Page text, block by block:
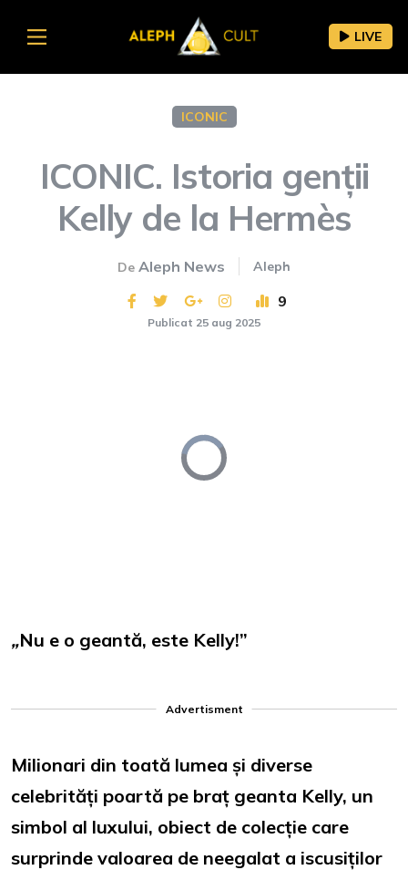
LIVE
ICONIC
ICONIC. Istoria genții
Kelly de la Hermès
De Aleph News Aleph
9
Publicat 25 aug 2025
Video
Player
is
loading.
„Nu e o geantă, este Kelly!”
Advertisment
Milionari din toată lumea și diverse
celebrități poartă pe braț geanta Kelly, un
simbol al luxului, obiect de colecție care
surprinde valoarea de neegalat a iscusiților